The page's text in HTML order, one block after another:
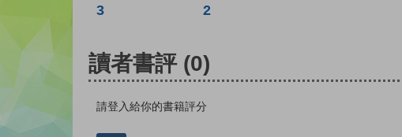
3
2
讀者書評 (0)
請登入給你的書籍評分